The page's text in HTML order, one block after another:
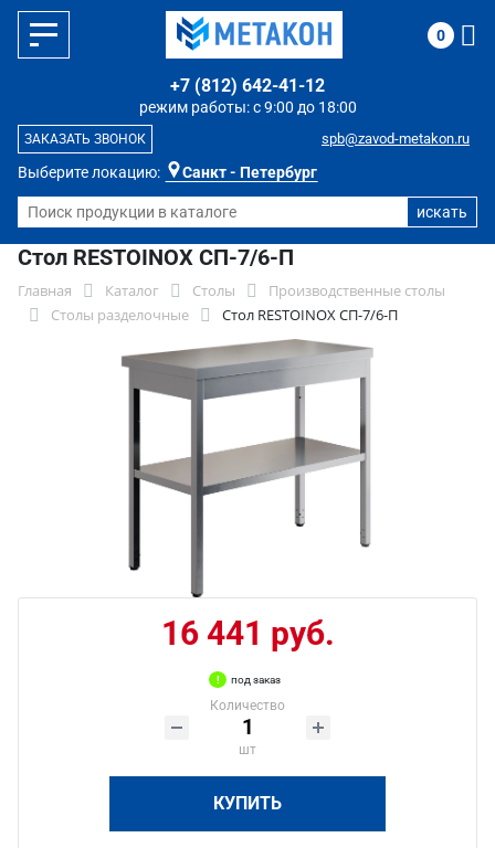
Выберите локацию: Санкт - Петербург
режим работы: с 9:00 до 18:00
+7 (812) 642-41-12
spb@zavod-metakon.ru
ЗАКАЗАТЬ ЗВОНОК
0
Стол RESTOINOX СП-7/6-П
Главная Каталог Столы
Производственные столы
Столы разделочные
Стол RESTOINOX СП-7/6-П
16 441 руб.
под заказ
Количество
шт
КУПИТЬ